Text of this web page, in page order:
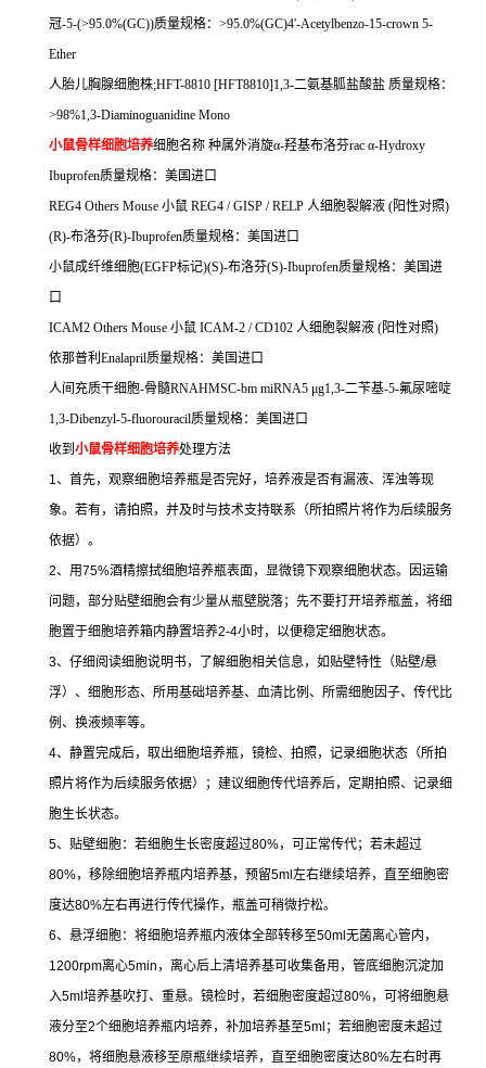
冠-5-(>95.0%(GC))质量规格： >95.0%(GC)4'-Acetylbenzo-15-crown 5-
Ether
人胎儿胸腺细胞株;HFT-8810 [HFT8810]1,3-二氨基胍盐酸盐 质量规格：
>98%1,3-Diaminoguanidine Mono
小鼠骨样细胞培养细胞名称 种属外消旋α-羟基布洛芬rac α-Hydroxy
Ibuprofen质量规格：美国进口
REG4 Others Mouse 小鼠 REG4 / GISP / RELP 人细胞裂解液 (阳性对照)
(R)-布洛芬(R)-Ibuprofen质量规格：美国进口
小鼠成纤维细胞(EGFP标记)(S)-布洛芬(S)-Ibuprofen质量规格：美国进
口
ICAM2 Others Mouse 小鼠 ICAM-2 / CD102 人细胞裂解液 (阳性对照)
依那普利 Enalapril质量规格：美国进口
人间充质干细胞-骨髓RNAHMSC-bm miRNA5 μg1,3-二苄基-5-氟尿嘧啶
1,3-Dibenzyl-5-fluorouracil质量规格：美国进口
收到 小鼠骨样细胞培养处理方法
1 、首先，观察细胞培养瓶是否完好，培养液是否有漏液、浑浊等现
象。若有，请拍照，并及时与技术支持联系（所拍照片将作为后续服务
依据）。
2、用75%酒精擦拭细胞培养瓶表面，显微镜下观察细胞状态。因运输
问题，部分贴壁细胞会有少量从瓶壁脱落；先不要打开培养瓶盖，将细
胞置于细胞培养箱内静置培养2-4小时，以便稳定细胞状态。
3、仔细阅读细胞说明书，了解细胞相关信息，如贴壁特性（贴壁/悬
浮）、细胞形态、所用基础培养基、血清比例、所需细胞因子、传代比
例、换液频率等。
4、静置完成后，取出细胞培养瓶，镜检、拍照，记录细胞状态（所拍
照片将作为后续服务依据）；建议细胞传代培养后，定期拍照、记录细
胞生长状态。
5、贴壁细胞：若细胞生长密度超过80%，可正常传代；若未超过
80%，移除细胞培养瓶内培养基，预留5ml左右继续培养，直至细胞密
度达80%左右再进行传代操作，瓶盖可稍微拧松。
6、悬浮细胞：将细胞培养瓶内液体全部转移至50ml无菌离心管内，
1200rpm离心5min ，离心后上清培养基可收集备用，管底细胞沉淀加
入5ml培养基吹打、重悬。镜检时，若细胞密度超过80%，可将细胞悬
液分至2个细胞培养瓶内培养，补加培养基至5ml ；若细胞密度未超过
80%，将细胞悬液移至原瓶继续培养，直至细胞密度达80%左右时再